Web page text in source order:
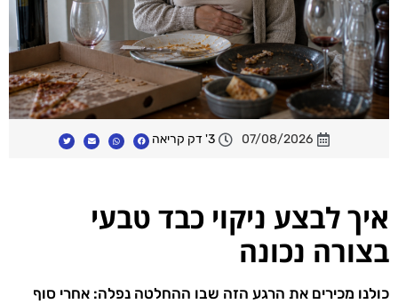
07/08/2026 3' דק קריאה
איך לבצע ניקוי כבד טבעי
בצורה נכונה
כולנו מכירים את הרגע הזה שבו ההחלטה נפלה: אחרי סוף